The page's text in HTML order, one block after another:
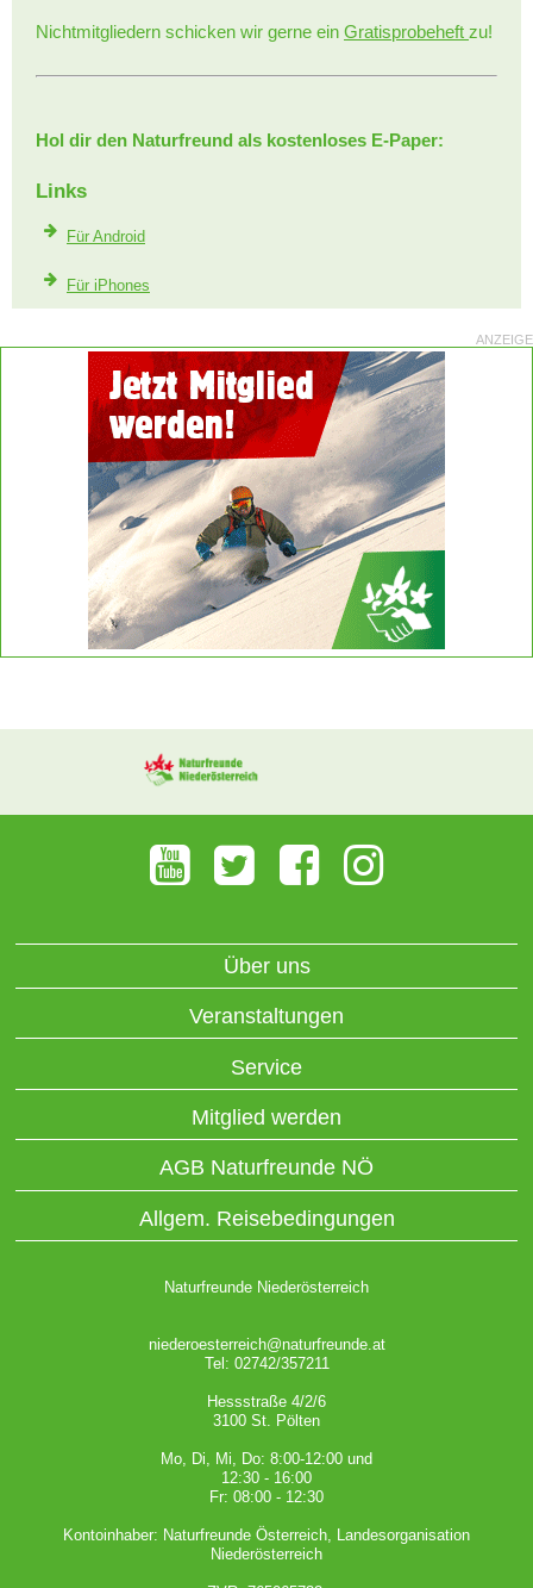
Nichtmitgliedern schicken wir gerne ein Gratisprobeheft zu!
Hol dir den Naturfreund als kostenloses E-Paper:
Links
Für Android
Für iPhones
ANZEIGE
Über uns
Veranstaltungen
Service
Mitglied werden
AGB Naturfreunde NÖ
Allgem. Reisebedingungen
Naturfreunde Niederösterreich
niederoesterreich@naturfreunde.at
Tel: 02742/357211
Hessstraße 4/2/6
3100 St. Pölten
Mo, Di, Mi, Do: 8:00-12:00 und
12:30 - 16:00
Fr: 08:00 - 12:30
Kontoinhaber: Naturfreunde Österreich, Landesorganisation
Niederösterreich